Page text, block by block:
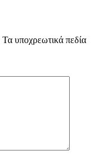
Τα υποχρεωτικά πεδία